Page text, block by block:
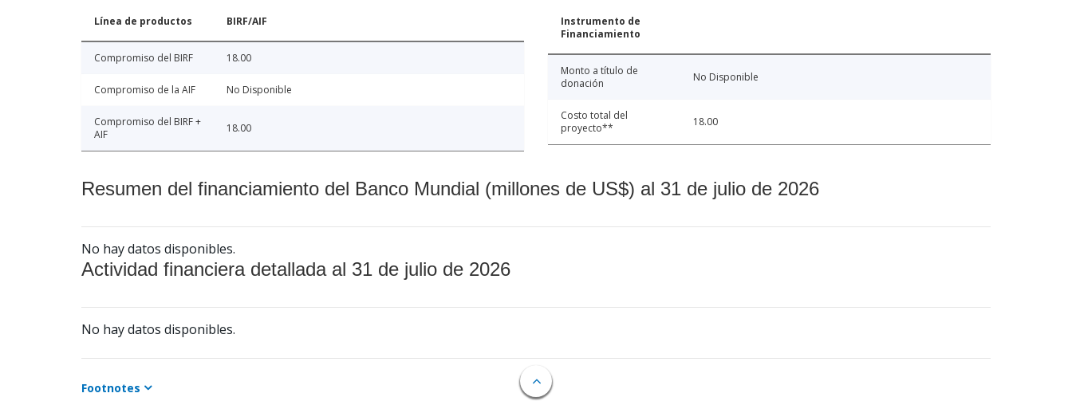
Línea de productos BIRF/AIF
Compromiso del BIRF 18.00
Compromiso de la AIF No Disponible
Compromiso del BIRF +
AIF
18.00
Instrumento de
Financiamiento
Monto a título de
donación
No Disponible
Costo total del
proyecto**
18.00
Resumen del financiamiento del Banco Mundial (millones de US$) al 31 de julio de 2026
No hay datos disponibles.
Actividad financiera detallada al 31 de julio de 2026
No hay datos disponibles.
Footnotes